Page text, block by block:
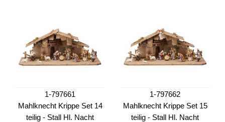
1-797661
Mahlknecht Krippe Set 14
teilig - Stall Hl. Nacht
1-797662
Mahlknecht Krippe Set 15
teilig - Stall Hl. Nacht